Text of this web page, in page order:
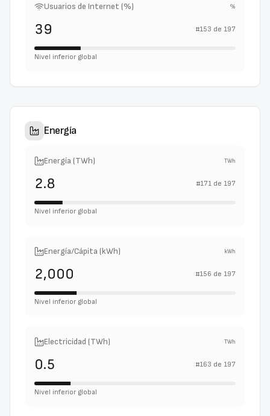
Usuarios de Internet (%) %
39 #153 de 197
Nivel inferior global
Energía
Energía (TWh) TWh
2.8 #171 de 197
Nivel inferior global
Energía/Cápita (kWh) kWh
2,000 #156 de 197
Nivel inferior global
Electricidad (TWh) TWh
0.5 #163 de 197
Nivel inferior global